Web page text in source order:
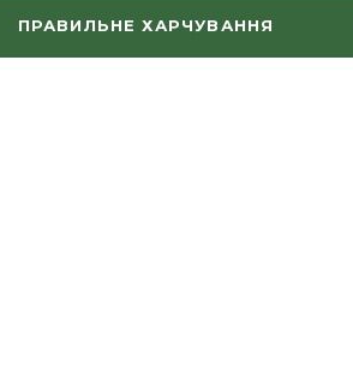
ПРАВИЛЬНЕ ХАРЧУВАННЯ